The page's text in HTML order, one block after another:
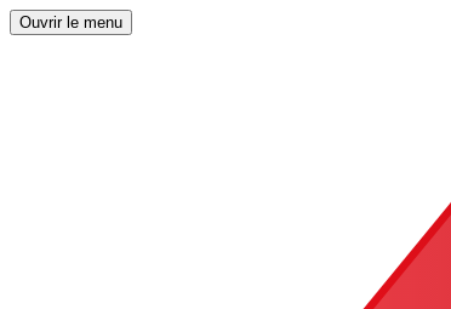
Ouvrir le menu